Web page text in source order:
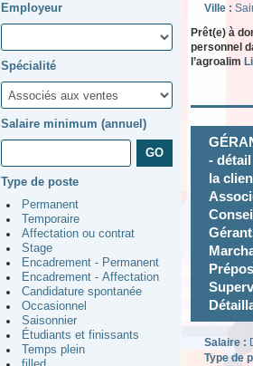
Employeur
Spécialité
Salaire minimum (annuel)
Type de poste
Permanent
Temporaire
Affectation ou contrat
Stage
Encadrement - Permanent
Encadrement - Affectation
Candidature spontanée
Occasionnel
Saisonnier
Étudiants et finissants
Temps plein
Ville :
Prêt(e) à
personnel
l’agroalim
-
la
Salaire :
Type de